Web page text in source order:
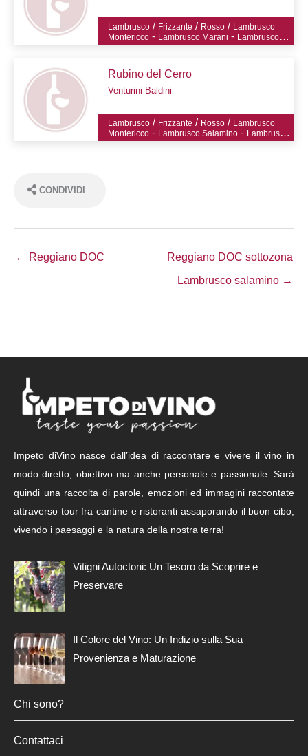
Lambrusco / Frizzante / Rosso / Lambrusco
Montericco - Lambrusco Marani - Lambrusco
Maestri-Malbo gentile
Rubino del Cerro
Venturini Baldini
Lambrusco / Frizzante / Rosso / Lambrusco
Montericco - Lambrusco Salamino - Lambrusco
Grasparossa
CONDIVIDI
← Reggiano DOC
Reggiano DOC sottozona
Lambrusco salamino →
Impeto diVino nasce dall’idea di raccontare e vivere il vino in
modo diretto, obiettivo ma anche personale e passionale. Sarà
quindi una raccolta di parole, emozioni ed immagini raccontate
attraverso tour fra cantine e ristoranti assaporando il buon cibo,
vivendo i paesaggi e la natura della nostra terra!
Vitigni Autoctoni: Un Tesoro da Scoprire e
Preservare
Il Colore del Vino: Un Indizio sulla Sua
Provenienza e Maturazione
Chi sono?
Contattaci